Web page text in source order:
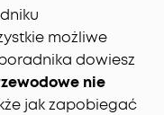
możliwe
dowiesz
nie
jak zapobiegać